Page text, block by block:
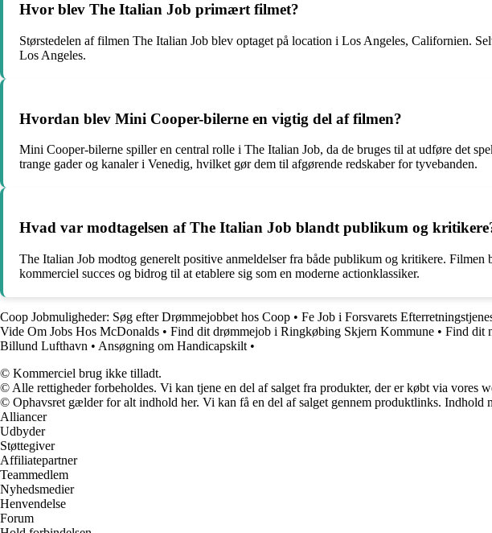
Hvor blev The Italian Job primært filmet?
Størstedelen af filmen The Italian Job blev optaget på location i Los Angeles, Californien.
Los Angeles.
Hvordan blev Mini Cooper-bilerne en vigtig del af filmen?
Mini Cooper-bilerne spiller en central rolle i The Italian Job, da de bruges til at udføre det
trange gader og kanaler i Venedig, hvilket gør dem til afgørende redskaber for tyvebanden.
Hvad var modtagelsen af The Italian Job blandt publikum og
The Italian Job modtog generelt positive anmeldelser fra både publikum og kritikere.
kommerciel succes og bidrog til at etablere sig som en moderne actionklassiker.
Coop Jobmuligheder: Søg efter Drømmejobbet hos Coop • Fe Job i Forsvarets
Vide Om Jobs Hos McDonalds • Find dit drømmejob i Ringkøbing Skjern Kommune • Find dit
Billund Lufthavn • Ansøgning om Handicapskilt •
© Kommerciel brug ikke tilladt.
© Alle rettigheder forbeholdes. Vi kan tjene en del af salget fra produkter, der er købt via vores
© Ophavsret gælder for alt indhold her. Vi kan få en del af salget gennem produktlinks. Indhold
Alliancer
Udbyder
Støttegiver
Affiliatepartner
Teammedlem
Nyhedsmedier
Henvendelse
Forum